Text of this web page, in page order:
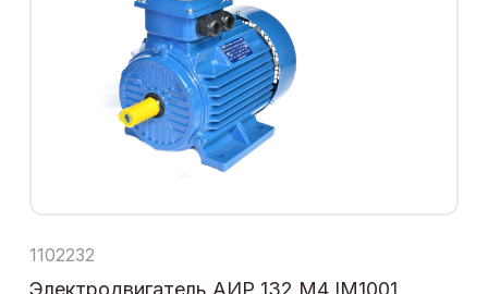
1102232
Электродвигатель АИР 132 М4 IM1001